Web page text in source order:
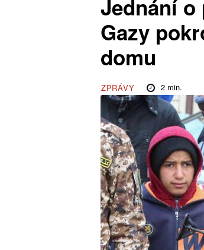
Jednání
Gazy
domu
ZPRÁVY 2 min.